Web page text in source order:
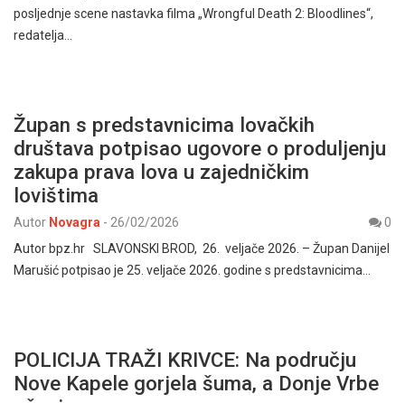
posljednje scene nastavka filma „Wrongful Death 2: Bloodlines“,
redatelja…
Župan s predstavnicima lovačkih
društava potpisao ugovore o produljenju
zakupa prava lova u zajedničkim
lovištima
Autor Novagra - 26/02/2026
0
Autor bpz.hr SLAVONSKI BROD, 26. veljače 2026. – Župan Danijel
Marušić potpisao je 25. veljače 2026. godine s predstavnicima…
POLICIJA TRAŽI KRIVCE: Na području
Nove Kapele gorjela šuma, a Donje Vrbe